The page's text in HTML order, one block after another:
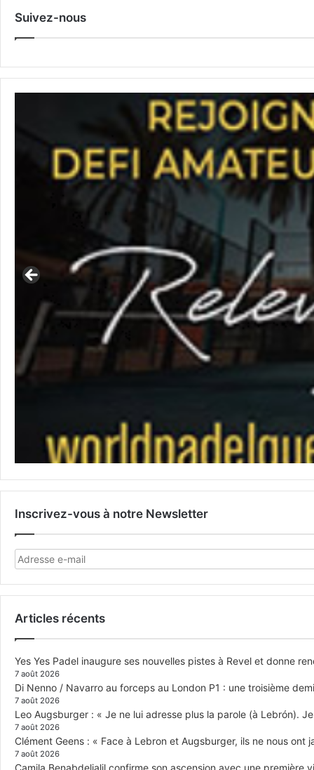
Suivez-nous
Inscrivez-vous à notre Newsletter
Articles récents
Yes Yes Padel inaugure ses nouvelles pistes à Revel et donne
7 août 2026
Di Nenno / Navarro au forceps au London P1 : une troisième
7 août 2026
Leo Augsburger : « Je ne lui adresse plus la parole (à Lebrón).
7 août 2026
Clément Geens : « Face à Lebron et Augsburger, ils ne nous ont
7 août 2026